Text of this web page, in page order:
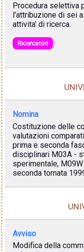
Procedura selettiva
l'attribuzione di sei
attivita' di ricerca.
Ricercatori
Nomina
Costituzione delle
valutazioni
prima e seconda
disciplinari M03A -
sperimentale,
seconda tornata
Avviso
Modifica della